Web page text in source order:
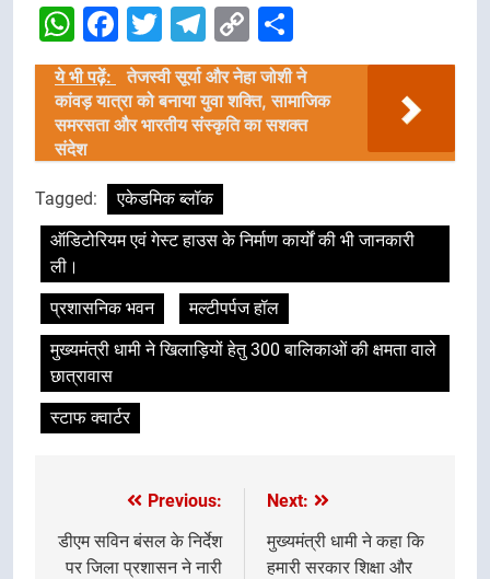
WhatsApp
Facebook
Twitter
Telegram
Copy
Link
ये भी पढ़ें:
तेजस्वी सूर्या और नेहा जोशी ने
कांवड़ यात्रा को बनाया युवा शक्ति, सामाजिक
समरसता और भारतीय संस्कृति का सशक्त
संदेश
Tagged:
एकेडमिक ब्लॉक
ऑडिटोरियम एवं गेस्ट हाउस के निर्माण कार्यों की भी जानकारी
ली।
प्रशासनिक भवन
मल्टीपर्पज हॉल
मुख्यमंत्री धामी ने खिलाड़ियों हेतु 300 बालिकाओं की क्षमता वाले
छात्रावास
स्टाफ क्वार्टर
navigation
Previous:
डीएम सविन बंसल के निर्देश
पर जिला प्रशासन ने नारी
Next:
मुख्यमंत्री धामी ने कहा कि
हमारी सरकार शिक्षा और